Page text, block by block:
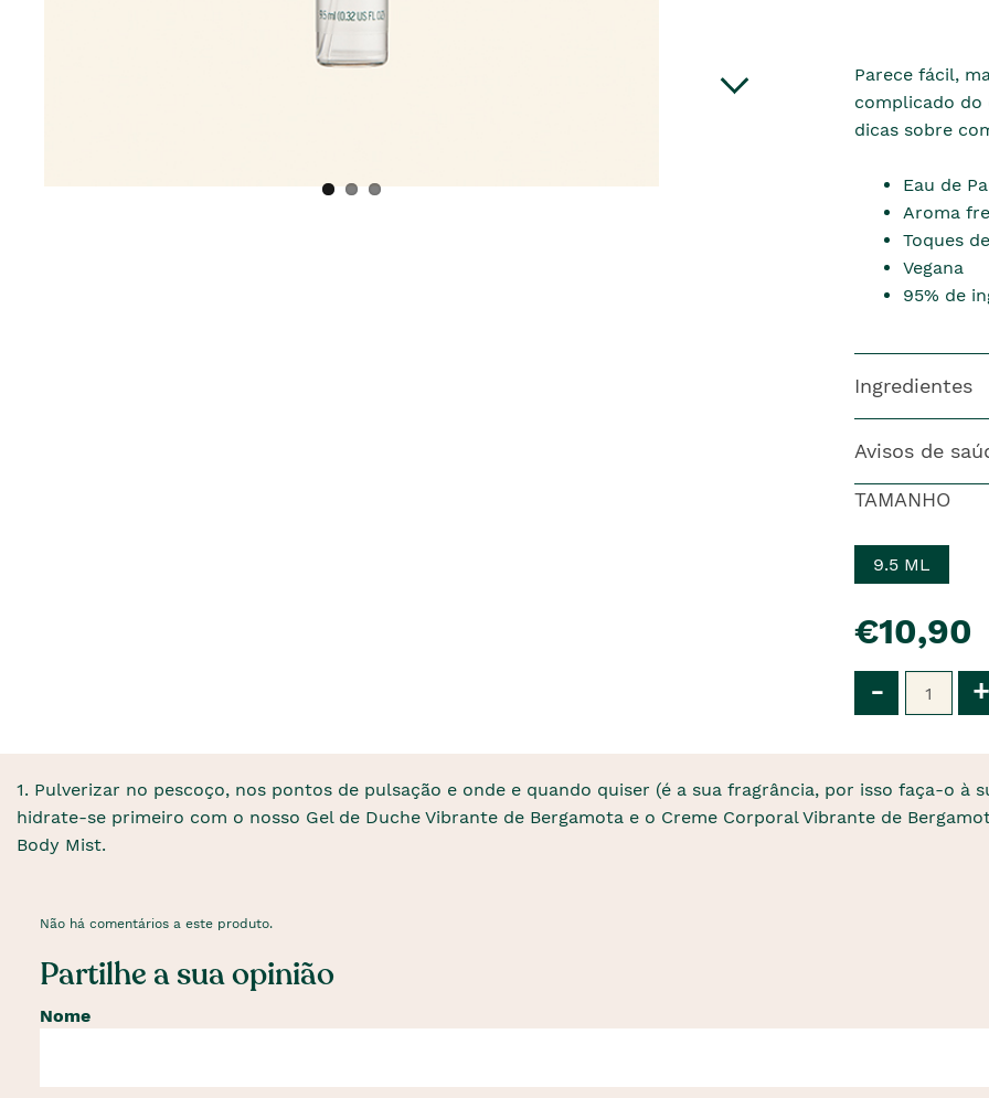
Parece fácil,
complicado do
dicas sobre
Eau de
Aroma
Toques
Vegana
95% de
Ingredientes
Avisos de
TAMANHO
9.5 ML
€10,90
- +
1. Pulverizar no pescoço, nos pontos de pulsação e onde e quando quiser (é a sua fragrância, por isso faça-o à
hidrate-se primeiro com o nosso Gel de Duche Vibrante de Bergamota e o Creme Corporal Vibrante de
Body Mist.
Não há comentários a este produto.
Partilhe a sua opinião
Nome